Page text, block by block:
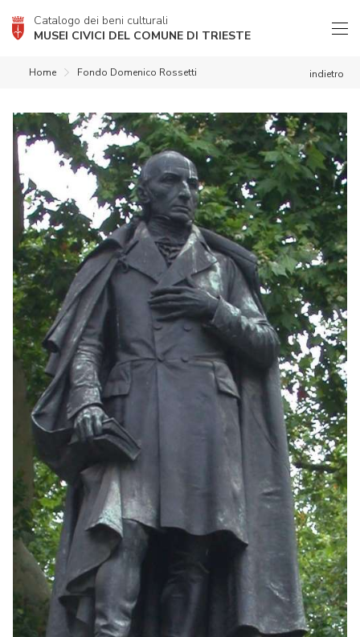
Catalogo dei beni culturali
MUSEI CIVICI DEL COMUNE DI TRIESTE
indietro
Home Fondo Domenico Rossetti